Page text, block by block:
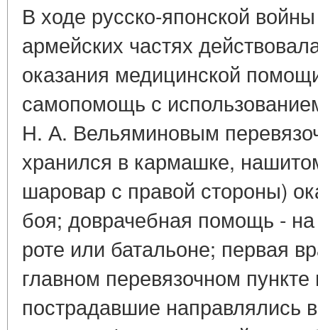
В ходе русско-японской
армейских частях
оказания медицинской
самопомощь с
Н. А. Вельяминовым
хранился в кармашке,
шаровар с правой стороны)
боя; доврачебная помощь -
роте или батальоне; первая
главном перевязочном пункте
пострадавшие направлялись